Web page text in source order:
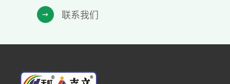
联系我们